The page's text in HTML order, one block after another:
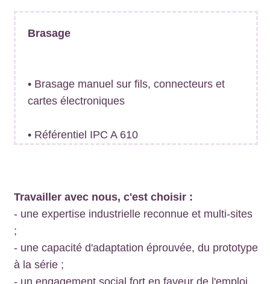
Brasage
• Brasage manuel sur fils, connecteurs et
cartes électroniques
• Référentiel IPC A 610
Travailler avec nous, c'est choisir :
- une expertise industrielle reconnue et multi-sites
;
- une capacité d'adaptation éprouvée, du prototype
à la série ;
- un engagement social fort en faveur de l'emploi